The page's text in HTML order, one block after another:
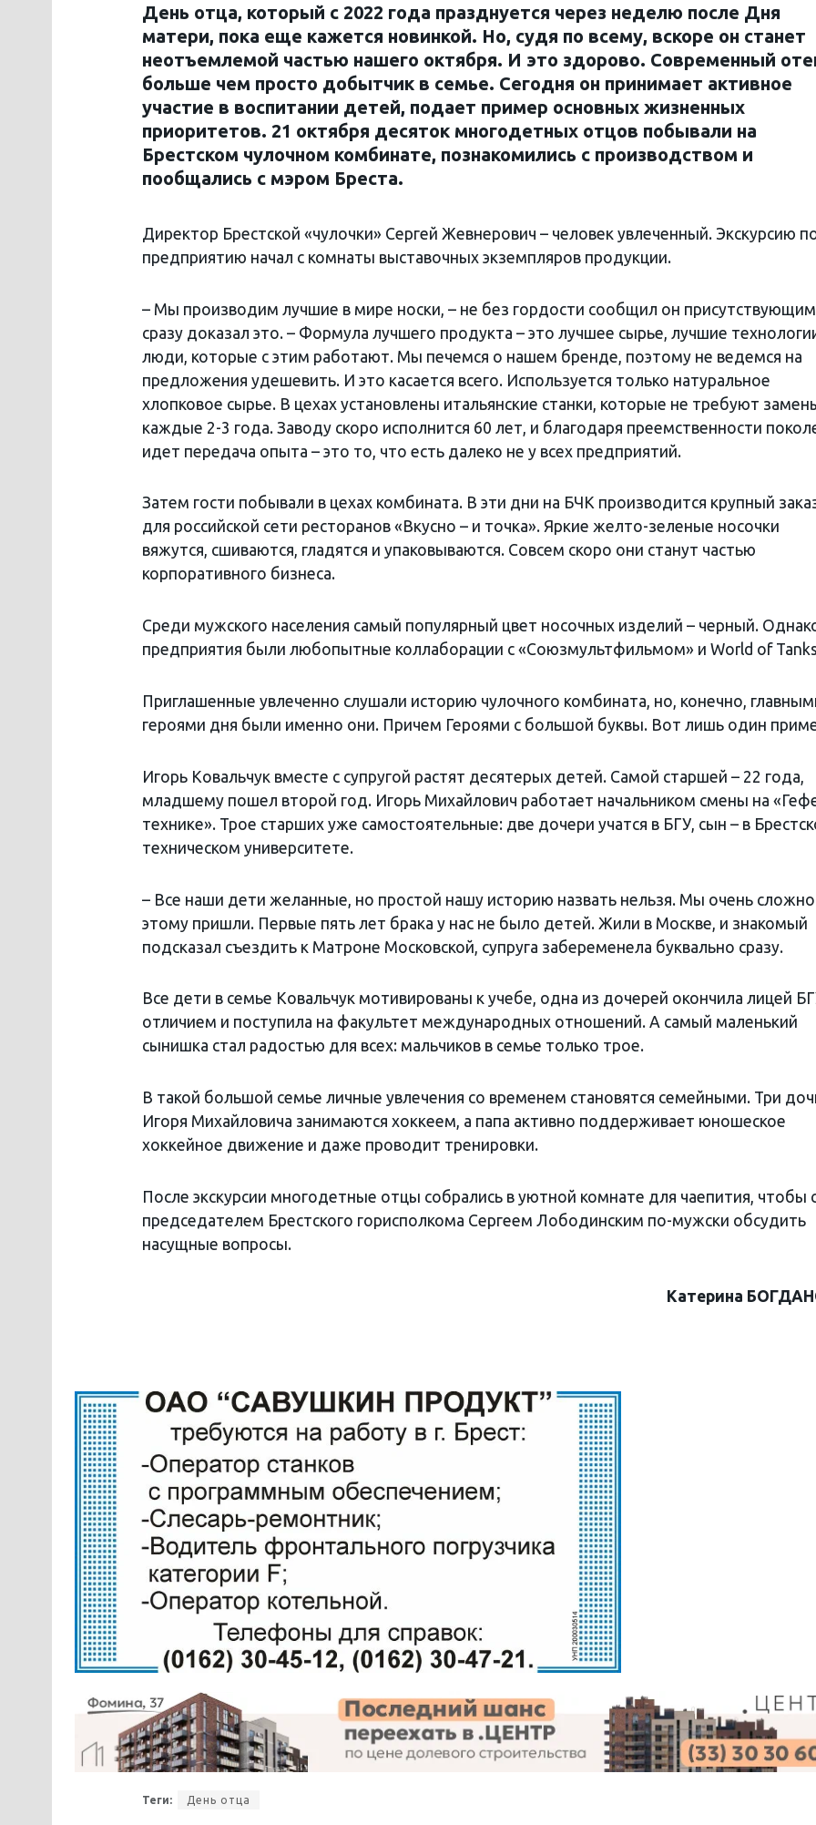
День отца, который с 2022 года празднуется через неделю после Дня
матери, пока еще кажется новинкой. Но, судя по всему, вскоре он станет
неотъемлемой частью нашего октября. И это здорово. Современный
больше чем просто добытчик в семье. Сегодня он принимает активное
участие в воспитании детей, подает пример основных жизненных
приоритетов. 21 октября десяток многодетных отцов побывали на
Брестском чулочном комбинате, познакомились с производством и
пообщались с мэром Бреста.
Директор Брестской «чулочки» Сергей Жевнерович – человек увлеченный. Экскурсию
предприятию начал с комнаты выставочных экземпляров продукции.
– Мы производим лучшие в мире носки, – не без гордости сообщил он
сразу доказал это. – Формула лучшего продукта – это лучшее сырье, лучшие
люди, которые с этим работают. Мы печемся о нашем бренде, поэтому не ведемся на
предложения удешевить. И это касается всего. Используется только натуральное
хлопковое сырье. В цехах установлены итальянские станки, которые не требуют
каждые 2-3 года. Заводу скоро исполнится 60 лет, и благодаря преемственности
идет передача опыта – это то, что есть далеко не у всех предприятий.
Затем гости побывали в цехах комбината. В эти дни на БЧК производится крупный
для российской сети ресторанов «Вкусно – и точка». Яркие желто-зеленые носочки
вяжутся, сшиваются, гладятся и упаковываются. Совсем скоро они станут частью
корпоративного бизнеса.
Среди мужского населения самый популярный цвет носочных изделий – черный.
предприятия были любопытные коллаборации с «Союзмультфильмом» и World of
Приглашенные увлеченно слушали историю чулочного комбината, но, конечно,
героями дня были именно они. Причем Героями с большой буквы. Вот лишь один
Игорь Ковальчук вместе с супругой растят десятерых детей. Самой старшей – 22 года,
младшему пошел второй год. Игорь Михайлович работает начальником смены на
технике». Трое старших уже самостоятельные: две дочери учатся в БГУ, сын – в
техническом университете.
– Все наши дети желанные, но простой нашу историю назвать нельзя. Мы очень
этому пришли. Первые пять лет брака у нас не было детей. Жили в Москве, и знакомый
подсказал съездить к Матроне Московской, супруга забеременела буквально сразу.
Все дети в семье Ковальчук мотивированы к учебе, одна из дочерей окончила лицей
отличием и поступила на факультет международных отношений. А самый маленький
сынишка стал радостью для всех: мальчиков в семье только трое.
В такой большой семье личные увлечения со временем становятся семейными. Три
Игоря Михайловича занимаются хоккеем, а папа активно поддерживает юношеское
хоккейное движение и даже проводит тренировки.
После экскурсии многодетные отцы собрались в уютной комнате для чаепития, чтобы
председателем Брестского горисполкома Сергеем Лободинским по-мужски обсудить
насущные вопросы.
Катерина
Теги: День отца